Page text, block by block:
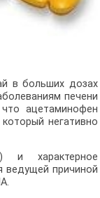
в больших дозах
печени
ацетаминофен
негативно
и характерное
ведущей причиной